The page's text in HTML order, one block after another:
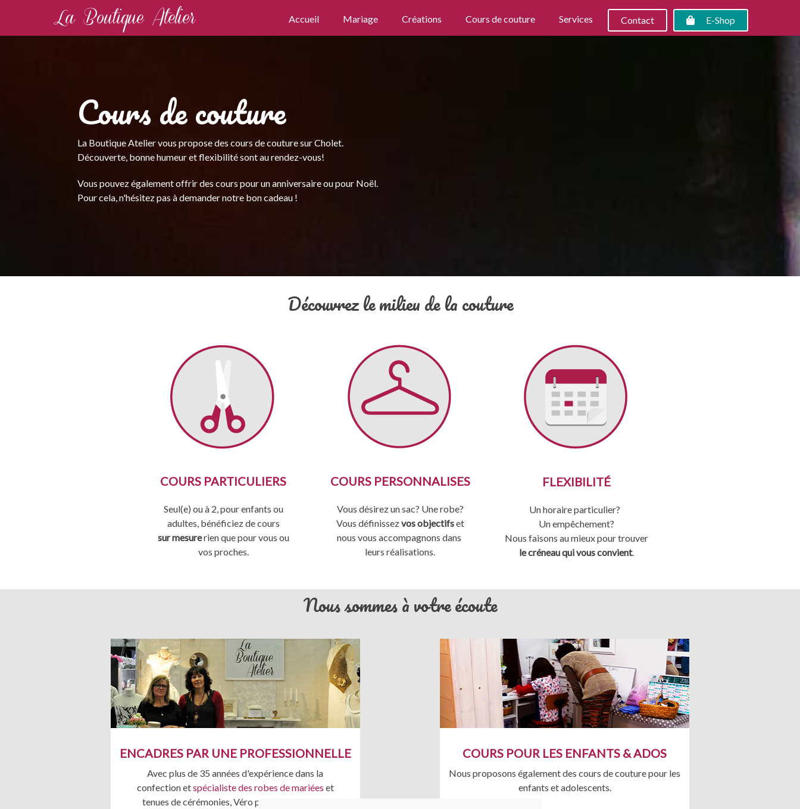
BOUTIQUE
Menu
Accueil Mariage Créations Cours de couture Services Contact E-Shop
Cours de couture
La Boutique Atelier vous propose des cours de couture sur Cholet.
Découverte, bonne humeur et flexibilité sont au rendez-vous!
Vous pouvez également offrir des cours pour un anniversaire ou pour Noël.
Pour cela, n'hésitez pas à demander notre bon cadeau !
Découvrez le milieu de la couture
COURS PARTICULIERS
Seul(e) ou à 2, pour enfants ou
adultes, bénéficiez de cours
sur mesurerien que pour vous ou
vos proches.
COURS PERSONNALISES
Vous désirez un sac? Une robe?
Vous définissezvos objectifset
nous vous accompagnons dans
leurs réalisations.
FLEXIBILITÉ
Un horaire particulier?
Un empêchement?
Nous faisons au mieux pour trouver
le créneau qui vous convient.
Nous sommes à votre écoute
ENCADRES PAR UNE PROFESSIONNELLE
Avec plus de 35 années d'expérience dans la
confection etspécialiste des robes de mariées et
tenues de cérémonies, Véro partage avec vous
COURS POUR LES ENFANTS & ADOS
Nous proposons également des cours de couture pour les
enfants et adolescents.